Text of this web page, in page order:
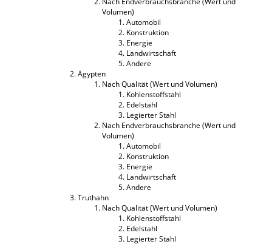
Volumen)
Automobil
Konstruktion
Energie
Landwirtschaft
Andere
Ägypten
Nach Qualität (Wert und Volumen)
Kohlenstoffstahl
Edelstahl
Legierter Stahl
Nach Endverbrauchsbranche (Wert und
Volumen)
Automobil
Konstruktion
Energie
Landwirtschaft
Andere
Truthahn
Nach Qualität (Wert und Volumen)
Kohlenstoffstahl
Edelstahl
Legierter Stahl